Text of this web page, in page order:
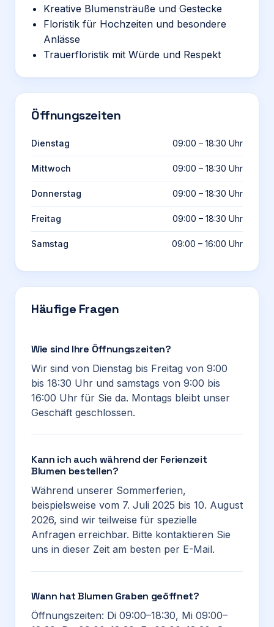
Kreative Blumensträuße und Gestecke
Floristik für Hochzeiten und besondere
Anlässe
Trauerfloristik mit Würde und Respekt
Öffnungszeiten
Dienstag 09:00 – 18:30 Uhr
Mittwoch 09:00 – 18:30 Uhr
Donnerstag 09:00 – 18:30 Uhr
Freitag 09:00 – 18:30 Uhr
Samstag 09:00 – 16:00 Uhr
Häufige Fragen
Wie sind Ihre Öffnungszeiten?
Wir sind von Dienstag bis Freitag von 9:00
bis 18:30 Uhr und samstags von 9:00 bis
16:00 Uhr für Sie da. Montags bleibt unser
Geschäft geschlossen.
Kann ich auch während der Ferienzeit
Blumen bestellen?
Während unserer Sommerferien,
beispielsweise vom 7. Juli 2025 bis 10. August
2026, sind wir teilweise für spezielle
Anfragen erreichbar. Bitte kontaktieren Sie
uns in dieser Zeit am besten per E-Mail.
Wann hat Blumen Graben geöffnet?
Öffnungszeiten: Di 09:00–18:30, Mi 09:00–